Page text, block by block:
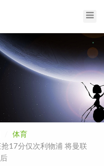
体育
17分仅次利物浦 将曼联